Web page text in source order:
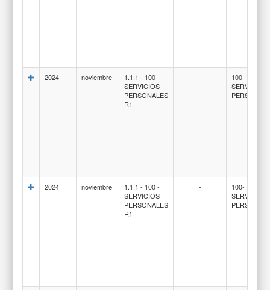
2024 noviembre
1.1.1 - 100 -
SERVICIOS
PERSONALES
R1
-
100-
SERVICIOS
2024 noviembre
1.1.1 - 100 -
SERVICIOS
PERSONALES
R1
-
100-
SERVICIOS